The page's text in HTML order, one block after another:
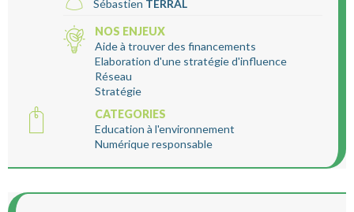
Sébastien TERRAL
NOS ENJEUX
Aide à trouver des financements
Elaboration d'une stratégie d'influence
Réseau
Stratégie
CATEGORIES
Education à l'environnement
Numérique responsable